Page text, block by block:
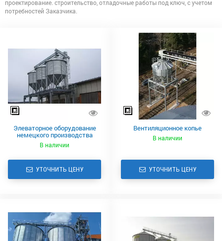
проектирование. строительство, отладочные работы под ключ, с учетом
потребностей Заказчика.
Элеваторное оборудование
немецкого производства
В наличии
УТОЧНИТЬ ЦЕНУ
Вентиляционное копье
В наличии
УТОЧНИТЬ ЦЕНУ